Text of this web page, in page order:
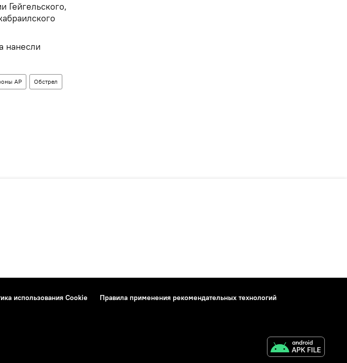
Гейгельского,
нанесли
АР Обстрел
использования Cookie
Правила применения рекомендательных технологий